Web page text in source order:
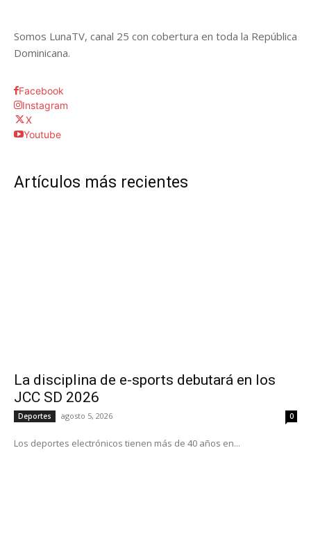
Somos LunaTV, canal 25 con cobertura en toda la República
Dominicana.
Facebook
Instagram
X
Youtube
Artículos más recientes
La disciplina de e-sports debutará en los
JCC SD 2026
Deportes agosto 5, 2026 0
Los deportes electrónicos tienen más de 40 años en...